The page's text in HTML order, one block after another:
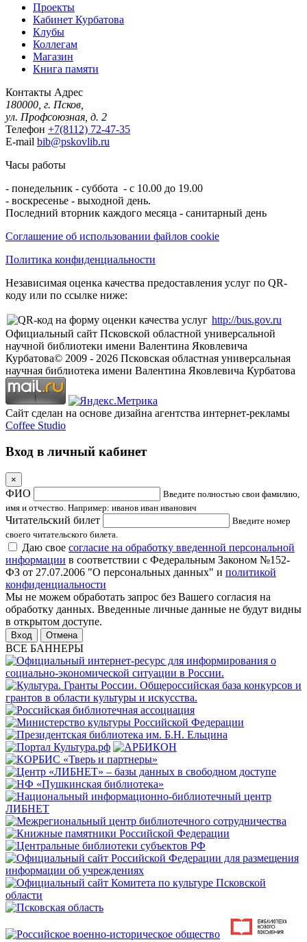
Проекты
Кабинет Курбатова
Клубы
Коллегам
Магазин
Книга памяти
Контакты Адрес
180000, г. Псков,
ул. Профсоюзная, д. 2
Телефон +7(8112) 72-47-35
E-mail bib@pskovlib.ru
Часы работы
- понедельник - суббота - с 10.00 до 19.00
- воскресенье - выходной день.
Последний вторник каждого месяца - санитарный день
Соглашение об использовании файлов cookie
Политика конфиденциальности
Независимая оценка качества предоставления услуг по QR-
коду или по ссылке ниже:
http://bus.gov.ru
Официальный сайт Псковской областной универсальной
научной библиотеки имени Валентина Яковлевича
Курбатова© 2009 - 2026 Псковская областная универсальная
научная библиотека имени Валентина Яковлевича Курбатова
Сайт сделан на основе дизайна агентства интернет-рекламы
Coffee Studio
Вход в личный кабинет
×
ФИО
Введите полностью свои фамилию,
имя и отчество. Например: иванов иван иванович
Читательский билет
Введите номер
своего читательского билета.
Даю свое согласие на обработку введенной персональной
информации в соответствии с Федеральным Законом №152-
ФЗ от 27.07.2006 "О персональных данных" и политикой
конфиденциальности
Мы не можем обработать запрос без Вашего согласия на
обработку данных. Введенные личные данные не будут видны
в открытом доступе.
Отмена
ВСЕ БАННЕРЫ